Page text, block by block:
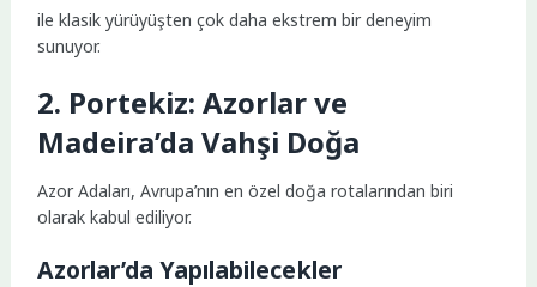
ile klasik yürüyüşten çok daha ekstrem bir deneyim
sunuyor.
2. Portekiz: Azorlar ve
Madeira’da Vahşi Doğa
Azor Adaları, Avrupa’nın en özel doğa rotalarından biri
olarak kabul ediliyor.
Azorlar’da Yapılabilecekler